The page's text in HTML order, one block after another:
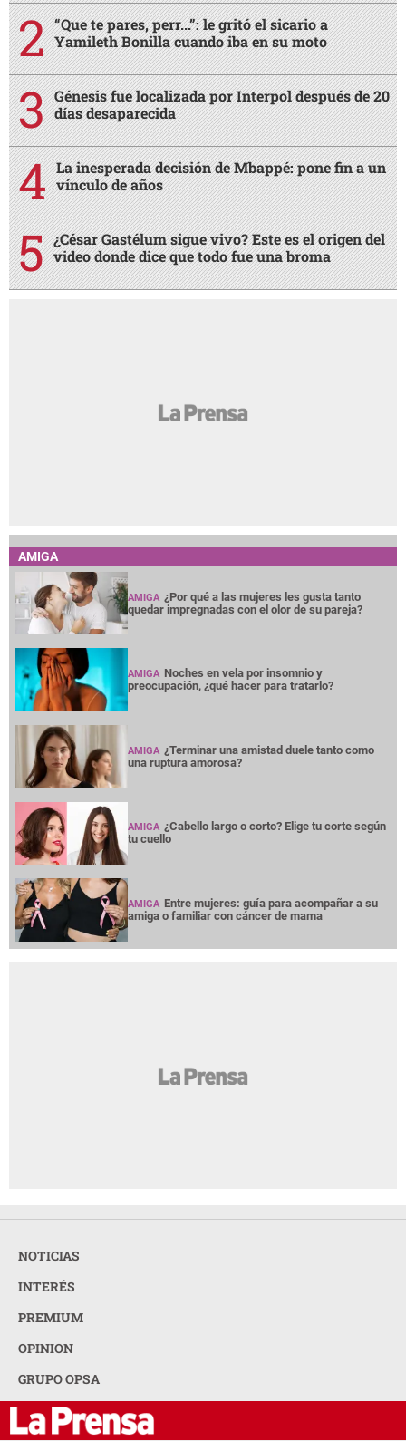
“Que te pares, perr...”: le gritó el sicario a
Yamileth Bonilla cuando iba en su moto
Génesis fue localizada por Interpol después de 20
días desaparecida
La inesperada decisión de Mbappé: pone fin a un
vínculo de años
¿César Gastélum sigue vivo? Este es el origen del
video donde dice que todo fue una broma
AMIGA
AMIGA ¿Por qué a las mujeres les gusta tanto
quedar impregnadas con el olor de su pareja?
AMIGA Noches en vela por insomnio y
preocupación, ¿qué hacer para tratarlo?
AMIGA ¿Terminar una amistad duele tanto como
una ruptura amorosa?
AMIGA ¿Cabello largo o corto? Elige tu corte según
tu cuello
AMIGA Entre mujeres: guía para acompañar a su
amiga o familiar con cáncer de mama
NOTICIAS
INTERÉS
PREMIUM
OPINION
GRUPO OPSA